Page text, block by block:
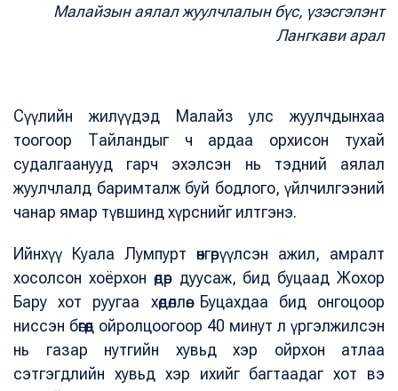
Малайзын аялал жуулчлалын бүс, үзэсгэлэнт
Лангкави арал
Сүүлийн жилүүдэд Малайз улс жуулчдынхаа
тоогоор Тайландыг ч ардаа орхисон тухай
судалгаанууд гарч эхэлсэн нь тэдний аялал
жуулчлалд баримталж буй бодлого, үйлчилгээний
чанар ямар түвшинд хүрснийг илтгэнэ.
Ийнхүү Куала Лумпурт өнгөрүүлсэн ажил, амралт
хосолсон хоёрхон өдөр дуусаж, бид буцаад Жохор
Бару хот руугаа хөдөллөө. Буцахдаа бид онгоцоор
ниссэн бөгөөд ойролцоогоор 40 минут л үргэлжилсэн
нь газар нутгийн хувьд хэр ойрхон атлаа
сэтгэгдлийн хувьд хэр ихийг багтаадаг хот вэ